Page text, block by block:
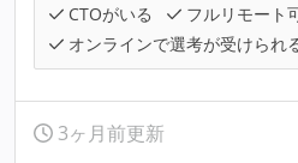
CTOがいる
フルリモート
オンラインで選考が受けられ
3ヶ月前更新